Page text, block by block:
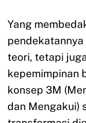
Yang
teori, tetapi
kepemimpinan
konsep 3M
dan Mengakui)